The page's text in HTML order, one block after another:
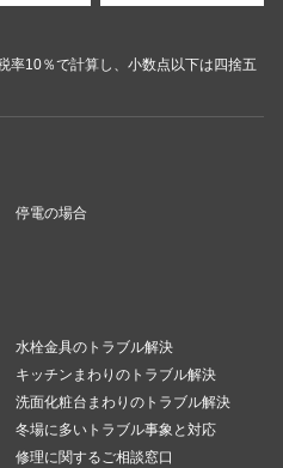
10％で計算し、小数点以下は四捨五
停電の場合
水栓金具のトラブル解決
キッチンまわりのトラブル解決
洗面化粧台まわりのトラブル解決
冬場に多いトラブル事象と対応
修理に関するご相談窓口